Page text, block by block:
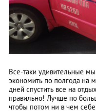
Все-таки удивительные
экономить по полгода на
дней спустить все на
правильно! Лучше по
чтобы потом ни в чем